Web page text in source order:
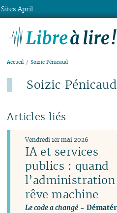
Accueil Soizic Pénicaud
Soizic Pénicaud
Articles liés
IA et services
publics : quand
l’administration
rêve machine
Le code a changé -
Vendredi 1er mai 2026
Sites April ...